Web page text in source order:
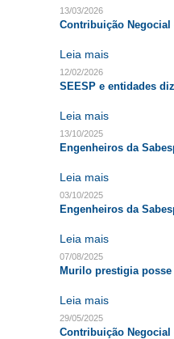
13/03/2026
Contribuição
Leia mais
12/02/2026
SEESP e entidades
Leia mais
13/10/2025
Engenheiros da
Leia mais
03/10/2025
Engenheiros da
Leia mais
07/08/2025
Murilo prestigia
Leia mais
29/05/2025
Contribuição